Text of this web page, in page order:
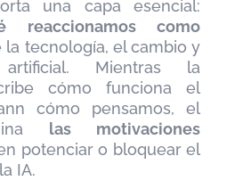
una capa esencial:
reaccionamos como
la tecnología, el cambio y
Mientras la
cómo funciona el
cómo pensamos, el
las motivaciones
potenciar o bloquear el
IA.